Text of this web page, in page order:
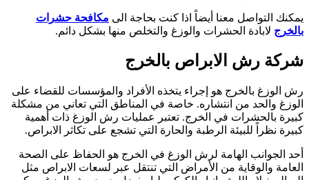
التواصل معنا أيضاً اذا كنت بحاجة الى مكافحة حشرات
لابادة الحشرات والوزغ والتخلص منها بشكل دائم.
رش الابراص بالخرج
الوزغ بالخرج هو إجراء يتخذه الأفراد والمؤسسات للقضاء على
والحد من انتشاره. خاصة في المناطق التي تعاني من مشكلة
بالحشرات في الخرج. تعتبر عمليات رش الوزغ ذات أهمية
نظراً للبيئة الرطبة والحارة التي تشجع على تكاثر الابراص.
الجوانب الهامة لرش الوزغ في الخرج هو الحفاظ على الصحة
والوقاية من الأمراض التي تنتقل عبر لسعات الابراص مثل